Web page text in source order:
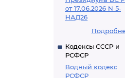
от 17.06.2026 N 5-
НАД26
Кодексы СССР и
РСФСР
Водный кодекс
РСФСР